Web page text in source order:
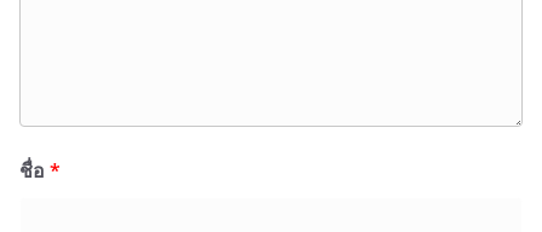
ชื่อ *